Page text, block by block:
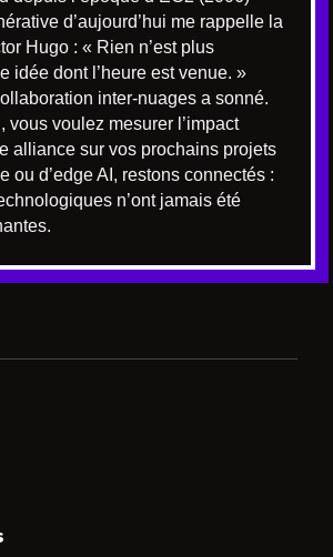
d’aujourd’hui me rappelle la
Hugo : « Rien n’est plus
idée dont l’heure est venue. »
inter-nuages a sonné.
vous voulez mesurer l’impact
alliance sur vos prochains projets
ou d’edge AI, restons connectés :
n’ont jamais été